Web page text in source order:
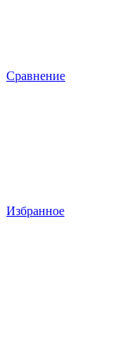
Сравнение
Избранное